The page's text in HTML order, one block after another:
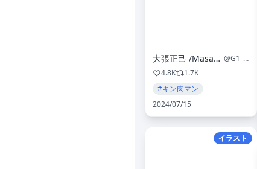
大張正己 /Masami Obari
@G1_BARI
4.8K
1.7K
#キン肉マン
2024/07/15
イラスト